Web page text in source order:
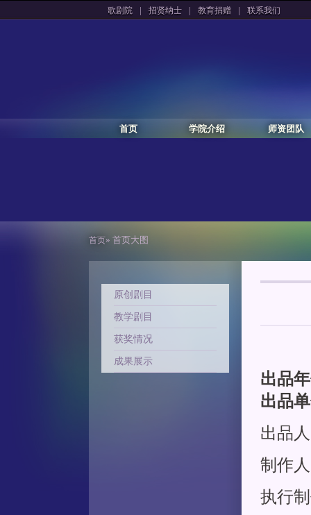
歌剧院 | 招贤纳士 | 教育捐赠 | 联系我们
首页 学院介绍 师资团队
首页» 首页大图
原创剧目
教学剧目
获奖情况
成果展示
出品
出品
出品
制作
执行